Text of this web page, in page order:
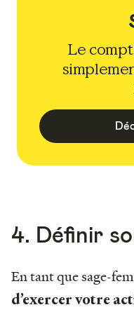
Le
4. Définir
En tant que sage-
d’exercer votre